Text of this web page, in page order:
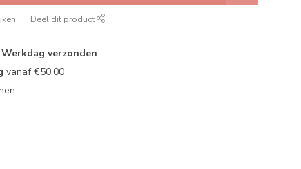
Deel dit product
Werkdag verzonden
vanaf €50,00